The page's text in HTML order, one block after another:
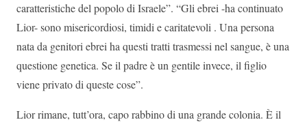
caratteristiche del popolo di Israele”. “Gli ebrei -ha continuato
Lior- sono misericordiosi, timidi e caritatevoli . Una persona
nata da genitori ebrei ha questi tratti trasmessi nel sangue, è una
questione genetica. Se il padre è un gentile invece, il figlio
viene privato di queste cose”.
Lior rimane, tutt’ora, capo rabbino di una grande colonia. È il